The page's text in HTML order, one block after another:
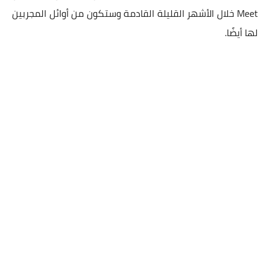
Meet خلال الأشهر القليلة القادمة وستكون من أوائل المجربين
لها أيضًا.